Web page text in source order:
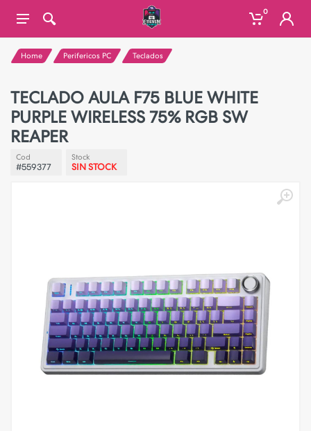
0
Home Perifericos PC Teclados
TECLADO AULA F75 BLUE WHITE
PURPLE WIRELESS 75% RGB SW
REAPER
Cod
#559377
Stock
SIN STOCK